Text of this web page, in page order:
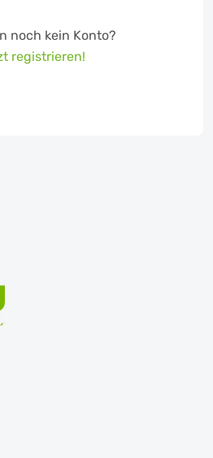
noch kein Konto?
registrieren!